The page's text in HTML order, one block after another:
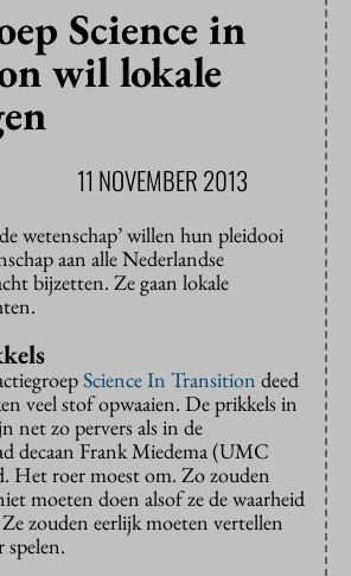
Science in
wil lokale
11 NOVEMBER 2013
wetenschap’ willen hun pleidooi
aan alle Nederlandse
bijzetten. Ze gaan lokale
Science In Transition deed
veel stof opwaaien. De prikkels in
net zo pervers als in de
decaan Frank Miedema (UMC
Het roer moest om. Zo zouden
moeten doen alsof ze de waarheid
zouden eerlijk moeten vertellen
spelen.